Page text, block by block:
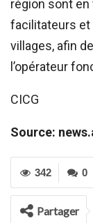
région sont
facilitateurs et
villages, afin
l’opérateur
CICG
Source:
0
342
Partager